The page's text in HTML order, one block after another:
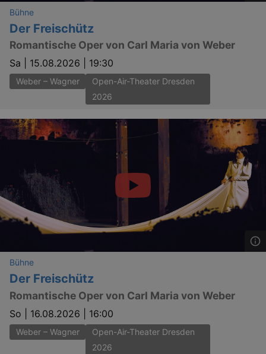
Bühne
Der Freischütz
Romantische Oper von Carl Maria von Weber
Sa | 15.08.2026 | 19:30
Weber – Wagner
Open-Air-Theater Dresden
2026
Bühne
Der Freischütz
Romantische Oper von Carl Maria von Weber
So | 16.08.2026 | 16:00
Weber – Wagner
Open-Air-Theater Dresden
2026